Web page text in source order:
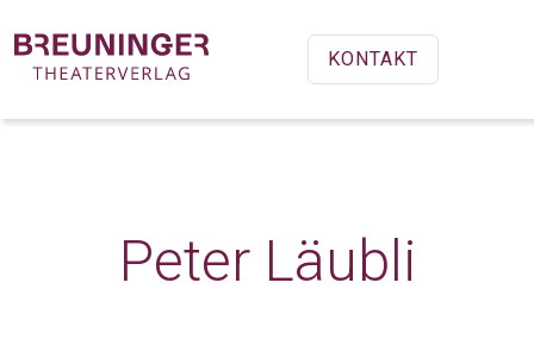
KONTAKT
Peter Läubli